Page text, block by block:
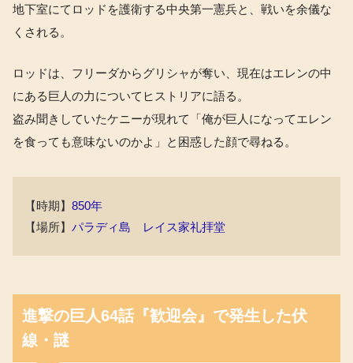
地下室にてロッドを護衛する中央第一憲兵と、戦いを余儀な
くされる。
ロッドは、フリーダからグリシャが奪い、現在はエレンの中
にある巨人の力についてヒストリアに語る。
盗み聞きしていたケニーが現れて「俺が巨人になってエレン
を食っても意味ないのかよ」と困惑した顔で尋ねる。
【時期】850年
【場所】パラディ島 レイス家礼拝堂
進撃の巨人64話『歓迎会』で発生した伏
線・謎